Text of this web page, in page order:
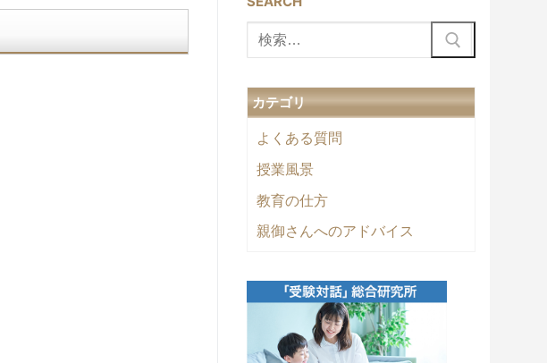
索:
カテゴリ
よくある質問
授業風景
教育の仕方
親御さんへのアドバイス